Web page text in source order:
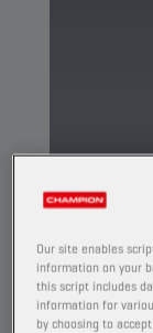
Our site enables
information on your
this script includes
information for
by choosing to